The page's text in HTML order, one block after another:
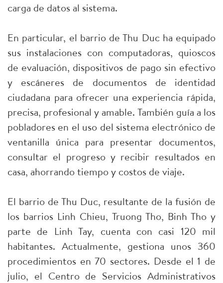
carga de datos al sistema.
En particular, el barrio de Thu Duc ha equipado
sus instalaciones con computadoras, quioscos
de evaluación, dispositivos de pago sin efectivo
y escáneres de documentos de identidad
ciudadana para ofrecer una experiencia rápida,
precisa, profesional y amable. También guía a los
pobladores en el uso del sistema electrónico de
ventanilla única para presentar documentos,
consultar el progreso y recibir resultados en
casa, ahorrando tiempo y costos de viaje.
El barrio de Thu Duc, resultante de la fusión de
los barrios Linh Chieu, Truong Tho, Binh Tho y
parte de Linh Tay, cuenta con casi 120 mil
habitantes. Actualmente, gestiona unos 360
procedimientos en 70 sectores. Desde el 1 de
julio, el Centro de Servicios Administrativos